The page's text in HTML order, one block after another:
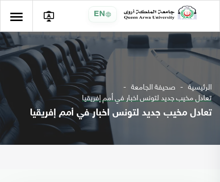
EN
الرئيسية صحيفة الجامعة
تعادل مخيب جديد لتونس اخبار في أمم إفريقيا
تعادل مخيب جديد لتونس اخبار في أمم إفريقيا